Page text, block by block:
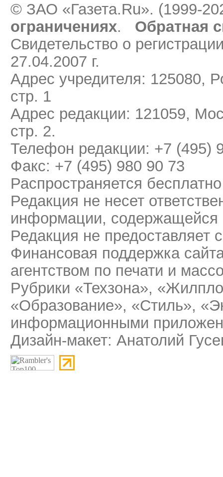
© ЗАО «Газета.Ru». (1999-
ограничениях.
Обратная
Свидетельство о
27.04.2007 г.
Адрес учредителя: 125080,
стр. 1
Адрес редакции: 121059,
стр. 2.
Телефон редакции: +7 (495)
Факс: +7 (495) 980 90 73
Распространяется бесплатно
Редакция не несет
информации, содержащейся
Редакция не предоставляет
Финансовая поддержка
агентством по печати и
Рубрики «Техзона»,
«Образование», «Стиль»,
информационными
Дизайн-макет: Анатолий